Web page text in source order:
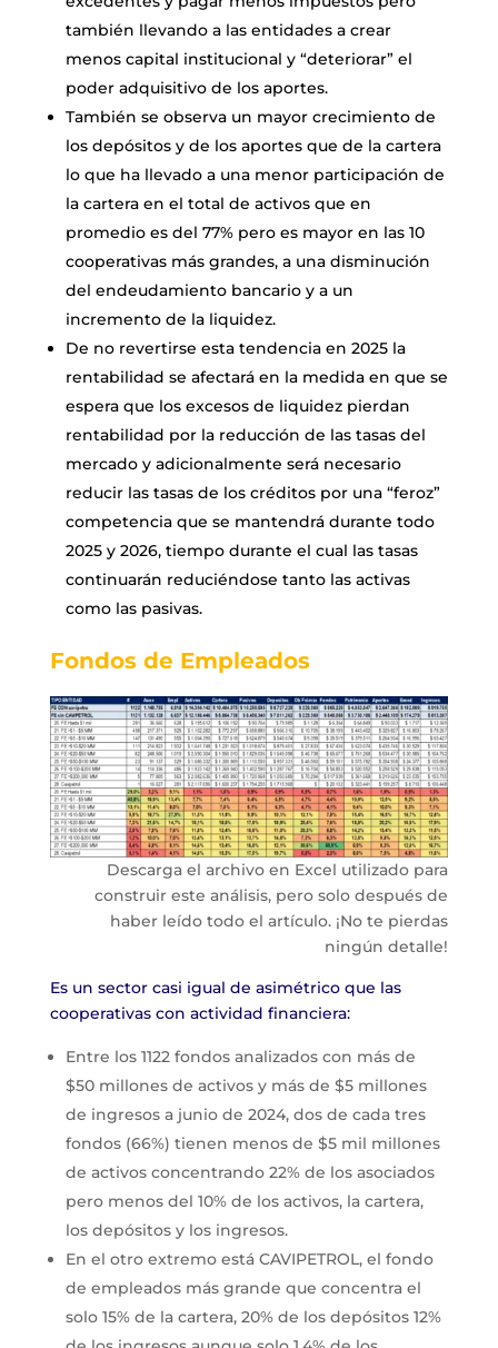
también llevando a las entidades a crear
menos capital institucional y “deteriorar” el
poder adquisitivo de los aportes.
También se observa un mayor crecimiento de
los depósitos y de los aportes que de la cartera
lo que ha llevado a una menor participación de
la cartera en el total de activos que en
promedio es del 77% pero es mayor en las 10
cooperativas más grandes, a una disminución
del endeudamiento bancario y a un
incremento de la liquidez.
De no revertirse esta tendencia en 2025 la
rentabilidad se afectará en la medida en que se
espera que los excesos de liquidez pierdan
rentabilidad por la reducción de las tasas del
mercado y adicionalmente será necesario
reducir las tasas de los créditos por una “feroz”
competencia que se mantendrá durante todo
2025 y 2026, tiempo durante el cual las tasas
continuarán reduciéndose tanto las activas
como las pasivas.
Fondos de Empleados
Descarga el archivo en Excel utilizado para
construir este análisis, pero solo después de
haber leído todo el artículo. ¡No te pierdas
ningún detalle!
Es un sector casi igual de asimétrico que las
cooperativas con actividad financiera:
Entre los 1122 fondos analizados con más de
$50 millones de activos y más de $5 millones
de ingresos a junio de 2024, dos de cada tres
fondos (66%) tienen menos de $5 mil millones
de activos concentrando 22% de los asociados
pero menos del 10% de los activos, la cartera,
los depósitos y los ingresos.
En el otro extremo está CAVIPETROL, el fondo
de empleados más grande que concentra el
solo 15% de la cartera, 20% de los depósitos 12%